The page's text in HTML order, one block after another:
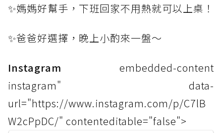
✨媽媽好幫手，下班回家不用熱就可以上桌！
✨爸爸好選擇，晚上小酌來一盤～
Instagram embedded-content
instagram" data-
url="https://www.instagram.com/p/C7lB
W2cPpDC/" contenteditable="false">